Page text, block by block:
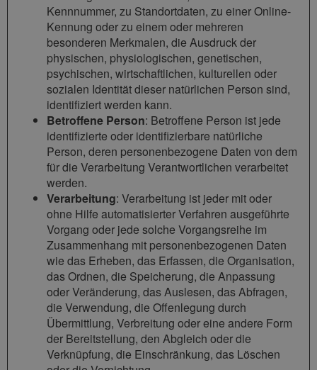
Kennnummer, zu Standortdaten, zu einer Online-
Kennung oder zu einem oder mehreren
besonderen Merkmalen, die Ausdruck der
physischen, physiologischen, genetischen,
psychischen, wirtschaftlichen, kulturellen oder
sozialen Identität dieser natürlichen Person sind,
identifiziert werden kann.
Betroffene Person: Betroffene Person ist jede
identifizierte oder identifizierbare natürliche
Person, deren personenbezogene Daten von dem
für die Verarbeitung Verantwortlichen verarbeitet
werden.
Verarbeitung: Verarbeitung ist jeder mit oder
ohne Hilfe automatisierter Verfahren ausgeführte
Vorgang oder jede solche Vorgangsreihe im
Zusammenhang mit personenbezogenen Daten
wie das Erheben, das Erfassen, die Organisation,
das Ordnen, die Speicherung, die Anpassung
oder Veränderung, das Auslesen, das Abfragen,
die Verwendung, die Offenlegung durch
Übermittlung, Verbreitung oder eine andere Form
der Bereitstellung, den Abgleich oder die
Verknüpfung, die Einschränkung, das Löschen